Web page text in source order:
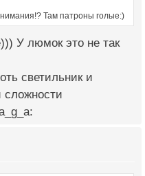
Там патроны голые:)
У люмок это не так
светильник и
сложности